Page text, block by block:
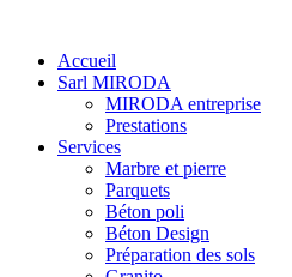
Accueil
Sarl MIRODA
MIRODA entreprise
Prestations
Services
Marbre et pierre
Parquets
Béton poli
Béton Design
Préparation des sols